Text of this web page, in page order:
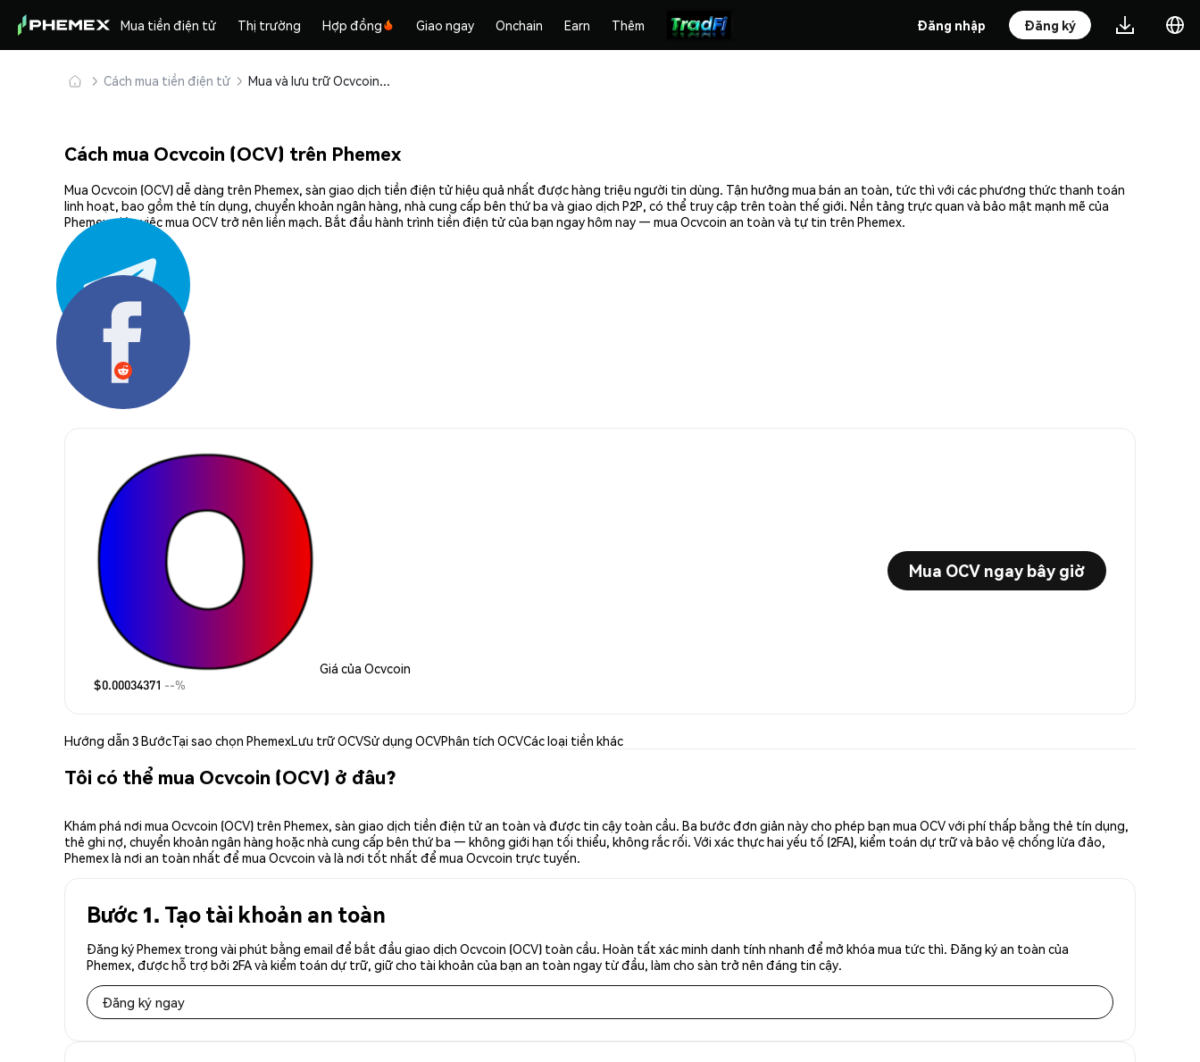
Mua tiền điện tử Thị trường Hợp đồng Giao ngay Onchain Earn Thêm Đăng nhập Đăng ký
Cách mua tiền điện tử Mua và lưu trữ Ocvcoin (OCV) an toàn
Cách mua Ocvcoin (OCV) trên Phemex
Mua Ocvcoin (OCV) dễ dàng trên Phemex, sàn giao dịch tiền điện tử hiệu quả nhất được hàng triệu người tin dùng. Tận hưởng mua bán an toàn, tức thì với các phương thức thanh toán
linh hoạt, bao gồm thẻ tín dụng, chuyển khoản ngân hàng, nhà cung cấp bên thứ ba và giao dịch P2P, có thể truy cập trên toàn thế giới. Nền tảng trực quan và bảo mật mạnh mẽ của
Phemex giúp việc mua OCV trở nên liền mạch. Bắt đầu hành trình tiền điện tử của bạn ngay hôm nay — mua Ocvcoin an toàn và tự tin trên Phemex.
Chia sẻ:
Giá của Ocvcoin
$0.00034371 --%
Mua OCV ngay bây giờ
Hướng dẫn 3 BướcTại sao chọn PhemexLưu trữ OCVSử dụng OCVPhân tích OCVCác loại tiền khác
Tôi có thể mua Ocvcoin (OCV) ở đâu?
Khám phá nơi mua Ocvcoin (OCV) trên Phemex, sàn giao dịch tiền điện tử an toàn và được tin cậy toàn cầu. Ba bước đơn giản này cho phép bạn mua OCV với phí thấp bằng thẻ tín dụng,
thẻ ghi nợ, chuyển khoản ngân hàng hoặc nhà cung cấp bên thứ ba — không giới hạn tối thiểu, không rắc rối. Với xác thực hai yếu tố (2FA), kiểm toán dự trữ và bảo vệ chống lừa đảo,
Phemex là nơi an toàn nhất để mua Ocvcoin và là nơi tốt nhất để mua Ocvcoin trực tuyến.
Bước 1. Tạo tài khoản an toàn
Đăng ký Phemex trong vài phút bằng email để bắt đầu giao dịch Ocvcoin (OCV) toàn cầu. Hoàn tất xác minh danh tính nhanh để mở khóa mua tức thì. Đăng ký an toàn của
Phemex, được hỗ trợ bởi 2FA và kiểm toán dự trữ, giữ cho tài khoản của bạn an toàn ngay từ đầu, làm cho sàn trở nên đáng tin cậy.
Đăng ký ngay